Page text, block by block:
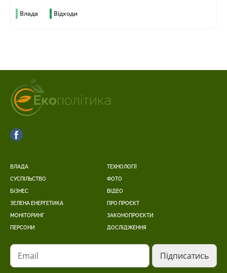
Влада Відходи
ВЛАДА
СУСПІЛЬСТВО
БІЗНЕС
ЗЕЛЕНА ЕНЕРГЕТИКА
МОНІТОРИНГ
ПЕРСОНИ
ТЕХНОЛОГІЇ
ФОТО
ВІДЕО
ПРО ПРОЄКТ
ЗАКОНОПРОЄКТИ
ДОСЛІДЖЕННЯ
Email